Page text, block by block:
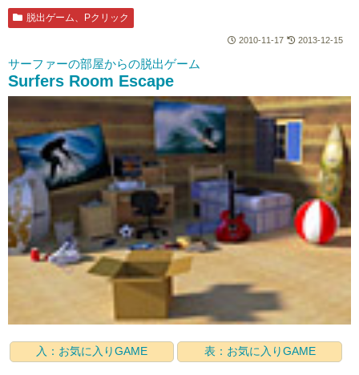
脱出ゲーム、Pクリック
2010-11-17 2013-12-15
サーファーの部屋からの脱出ゲーム
Surfers Room Escape
入：お気に入りGAME 表：お気に入りGAME